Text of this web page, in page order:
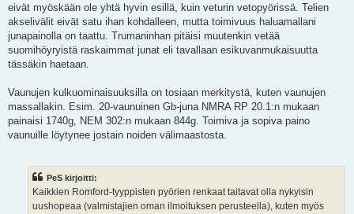
eivät myöskään ole yhtä hyvin esillä, kuin veturin vetopyörissä. Telien
akselivälit eivät satu ihan kohdalleen, mutta toimivuus haluamallani
junapainolla on taattu. Trumaninhan pitäisi muutenkin vetää
suomihöyryistä raskaimmat junat eli tavallaan esikuvanmukaisuutta
tässäkin haetaan.
Vaunujen kulkuominaisuuksilla on tosiaan merkitystä, kuten vaunujen
massallakin. Esim. 20-vaunuinen Gb-juna NMRA RP 20.1:n mukaan
painaisi 1740g, NEM 302:n mukaan 844g. Toimiva ja sopiva paino
vaunuille löytynee jostain noiden välimaastosta.
PeS kirjoitti:
Kaikkien Romford-tyyppisten pyörien renkaat taitavat olla nykyisin
uushopeaa (valmistajien oman ilmoituksen perusteella), kuten myös